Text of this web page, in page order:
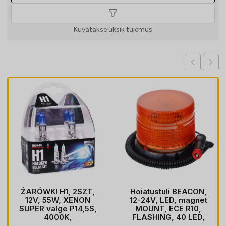
Kuvatakse üksik tulemus
ŻARÓWKI H1, 2SZT,
12V, 55W, XENON
SUPER valge P14,5S,
4000K,
Hoiatustuli BEACON,
12-24V, LED, magnet
MOUNT, ECE R10,
FLASHING, 40 LED,